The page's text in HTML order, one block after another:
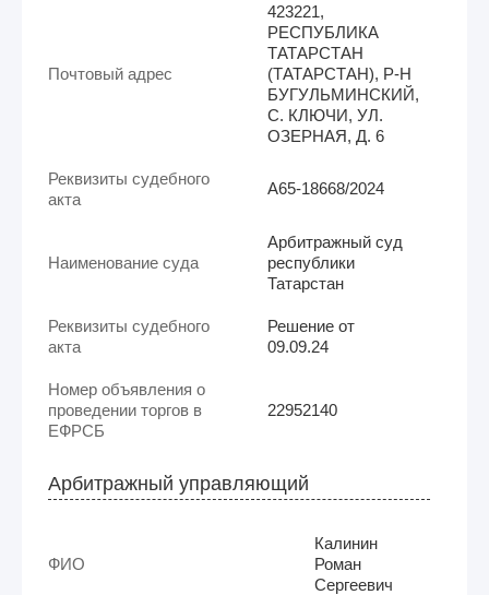
Почтовый адрес
423221,
РЕСПУБЛИКА
ТАТАРСТАН
(ТАТАРСТАН), Р-Н
БУГУЛЬМИНСКИЙ,
С. КЛЮЧИ, УЛ.
ОЗЕРНАЯ, Д. 6
Реквизиты судебного
акта
А65-18668/2024
Наименование суда
Арбитражный суд
республики
Татарстан
Реквизиты судебного
акта
Решение от
09.09.24
Номер объявления о
проведении торгов в
ЕФРСБ
22952140
Арбитражный управляющий
ФИО
Калинин
Роман
Сергеевич